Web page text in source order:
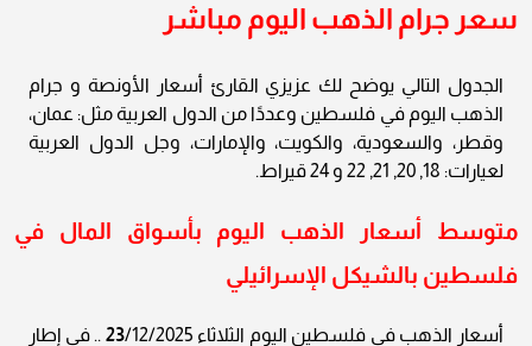
سعر جرام الذهب اليوم مباشر
الجدول التالي يوضح لك عزيزي القارئ أسعار الأونصة و جرام
الذهب اليوم في فلسطين وعددًا من الدول العربية مثل: عمان،
وقطر، والسعودية، والكويت، والإمارات، وجل الدول العربية
لعيارات: 18, 20, 21, 22 و 24 قيراط.
متوسط أسعار الذهب اليوم بأسواق المال في
فلسطين بالشيكل الإسرائيلي
أسعار الذهب في فلسطين اليوم الثلاثاء 23 /12/2025 .. في إطار